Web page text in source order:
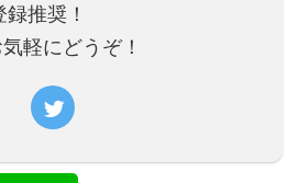
推奨！
軽にどうぞ！